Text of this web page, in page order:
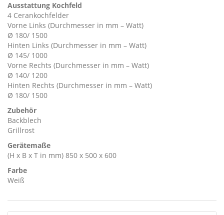
Ausstattung Kochfeld
4 Cerankochfelder
Vorne Links (Durchmesser in mm – Watt)
Ø 180/ 1500
Hinten Links (Durchmesser in mm – Watt)
Ø 145/ 1000
Vorne Rechts (Durchmesser in mm – Watt)
Ø 140/ 1200
Hinten Rechts (Durchmesser in mm – Watt)
Ø 180/ 1500
Zubehör
Backblech
Grillrost
Gerätemaße
(H x B x T in mm) 850 x 500 x 600
Farbe
Weiß